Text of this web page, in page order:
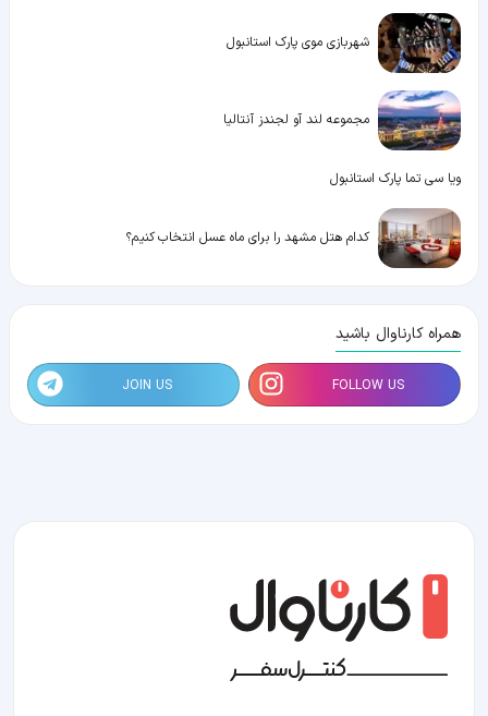
شهربازی موی پارک استانبول
مجموعه لند آو لجندز آنتالیا
ویا سی تما پارک استانبول
کدام هتل مشهد را برای ماه عسل انتخاب کنیم؟
همراه کارناوال باشید
FOLLOW US
JOIN US